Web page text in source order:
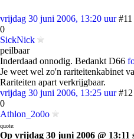
vrijdag 30 juni 2006, 13:20 uur #11
0
SickNick
peilbaar
Inderdaad onnodig. Bedankt D66
Je weet wel zo'n rariteitenkabinet
Rariteiten apart verkrijgbaar.
vrijdag 30 juni 2006, 13:25 uur #12
0
Athlon_2o0o
quote:
Op vrijdag 30 juni 2006 @ 13:11